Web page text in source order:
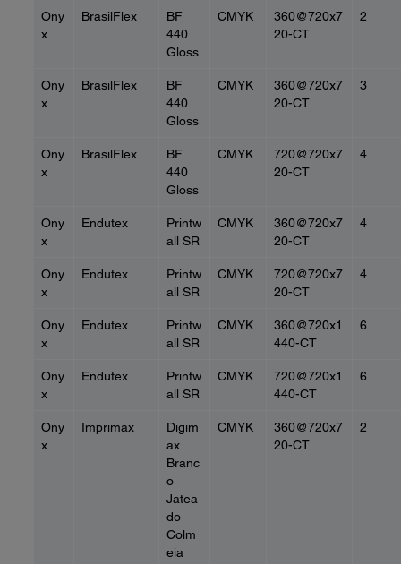
Ony
x
BrasilFlex
BF
440
Gloss
CMYK
360@720x7
20-CT
2
Ony
x
BrasilFlex
BF
440
Gloss
CMYK
360@720x7
20-CT
3
Ony
x
BrasilFlex
BF
440
Gloss
CMYK
720@720x7
20-CT
4
Ony
x
Endutex
Printw
all SR
CMYK
360@720x7
20-CT
4
Ony
x
Endutex
Printw
all SR
CMYK
720@720x7
20-CT
4
Ony
x
Endutex
Printw
all SR
CMYK
360@720x1
440-CT
6
Ony
x
Endutex
Printw
all SR
CMYK
720@720x1
440-CT
6
Ony
x
Imprimax
Digim
ax
Branc
o
Jatea
do
Colm
eia
CMYK
360@720x7
20-CT
2